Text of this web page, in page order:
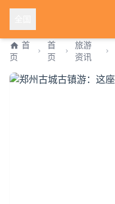
首
页
首
页
旅游
资讯